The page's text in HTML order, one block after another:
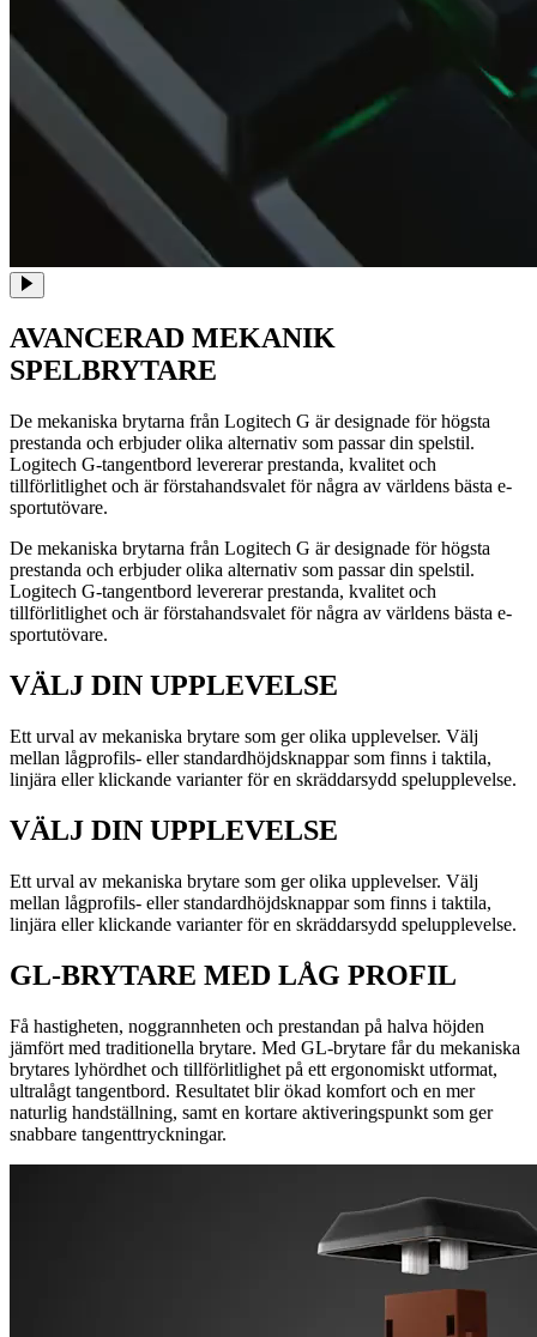
AVANCERAD MEKANIK
SPELBRYTARE
De mekaniska brytarna från Logitech G är designade för högsta
prestanda och erbjuder olika alternativ som passar din spelstil.
Logitech G-tangentbord levererar prestanda, kvalitet och
tillförlitlighet och är förstahandsvalet för några av världens bästa e-
sportutövare.
De mekaniska brytarna från Logitech G är designade för högsta
prestanda och erbjuder olika alternativ som passar din spelstil.
Logitech G-tangentbord levererar prestanda, kvalitet och
tillförlitlighet och är förstahandsvalet för några av världens bästa e-
sportutövare.
VÄLJ DIN UPPLEVELSE
Ett urval av mekaniska brytare som ger olika upplevelser. Välj
mellan lågprofils- eller standardhöjdsknappar som finns i taktila,
linjära eller klickande varianter för en skräddarsydd spelupplevelse.
VÄLJ DIN UPPLEVELSE
Ett urval av mekaniska brytare som ger olika upplevelser. Välj
mellan lågprofils- eller standardhöjdsknappar som finns i taktila,
linjära eller klickande varianter för en skräddarsydd spelupplevelse.
GL-BRYTARE MED LÅG PROFIL
Få hastigheten, noggrannheten och prestandan på halva höjden
jämfört med traditionella brytare. Med GL-brytare får du mekaniska
brytares lyhördhet och tillförlitlighet på ett ergonomiskt utformat,
ultralågt tangentbord. Resultatet blir ökad komfort och en mer
naturlig handställning, samt en kortare aktiveringspunkt som ger
snabbare tangenttryckningar.